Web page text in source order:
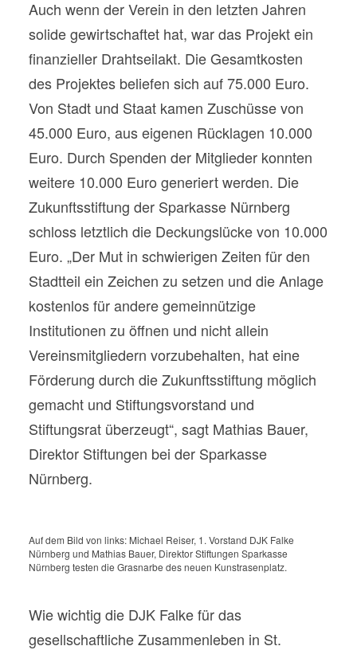
Auch wenn der Verein in den letzten Jahren
solide gewirtschaftet hat, war das Projekt ein
finanzieller Drahtseilakt. Die Gesamtkosten
des Projektes beliefen sich auf 75.000 Euro.
Von Stadt und Staat kamen Zuschüsse von
45.000 Euro, aus eigenen Rücklagen 10.000
Euro. Durch Spenden der Mitglieder konnten
weitere 10.000 Euro generiert werden. Die
Zukunftsstiftung der Sparkasse Nürnberg
schloss letztlich die Deckungslücke von 10.000
Euro. „Der Mut in schwierigen Zeiten für den
Stadtteil ein Zeichen zu setzen und die Anlage
kostenlos für andere gemeinnützige
Institutionen zu öffnen und nicht allein
Vereinsmitgliedern vorzubehalten, hat eine
Förderung durch die Zukunftsstiftung möglich
gemacht und Stiftungsvorstand und
Stiftungsrat überzeugt“, sagt Mathias Bauer,
Direktor Stiftungen bei der Sparkasse
Nürnberg.
Auf dem Bild von links: Michael Reiser, 1. Vorstand DJK Falke
Nürnberg und Mathias Bauer, Direktor Stiftungen Sparkasse
Nürnberg testen die Grasnarbe des neuen Kunstrasenplatz.
Wie wichtig die DJK Falke für das
gesellschaftliche Zusammenleben in St.